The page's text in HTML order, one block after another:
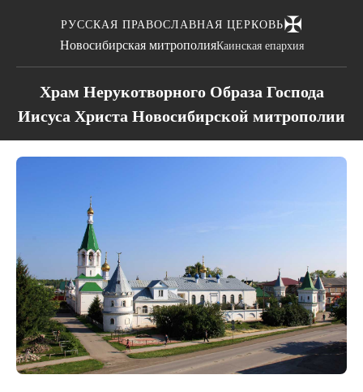
РУССКАЯ ПРАВОСЛАВНАЯ ЦЕРКОВЬ✠
Новосибирская митрополияКаинская епархия
Храм Нерукотворного Образа Господа
Иисуса Христа Новосибирской митрополии